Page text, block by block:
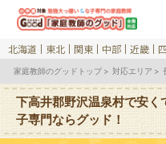
北海道 東北 関東 中部 近畿
家庭教師のグッドトップ 対応エリア
下高井郡野沢温泉村で安
子専門ならグッド！